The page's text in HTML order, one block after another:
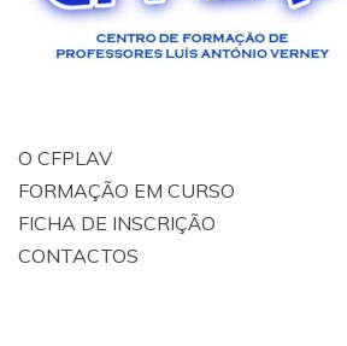
O CFPLAV
FORMAÇÃO EM CURSO
FICHA DE INSCRIÇÃO
CONTACTOS